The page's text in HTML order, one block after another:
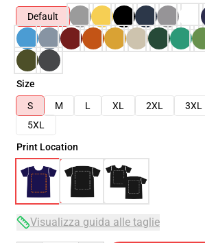
Default
Size
S
M L XL 2XL 3XL
5XL
Print Location
Visualizza guida alle taglie